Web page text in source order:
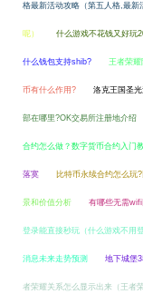
格最新活动攻略（第五人格,最新
呢） 什么游戏不花钱又好玩
什么钱包支持shib? 王者荣耀
币有什么作用? 洛克王国圣
部在哪里?OK交易所注册地介绍
合约怎么做？数字货币合约入门
落寞 比特币永续合约怎么玩
景和价值分析 有哪些无需wifi
登录能直接秒玩（什么游戏不用
消息未来走势预测 地下城堡
者荣耀关系怎么显示出来（王者